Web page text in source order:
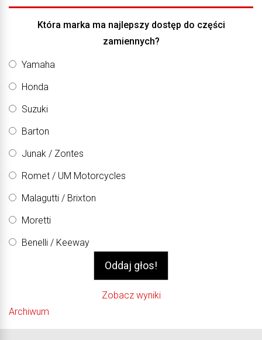
Która marka ma najlepszy dostęp do części
zamiennych?
Yamaha
Honda
Suzuki
Barton
Junak / Zontes
Romet / UM Motorcycles
Malagutti / Brixton
Moretti
Benelli / Keeway
Zobacz wyniki
Archiwum